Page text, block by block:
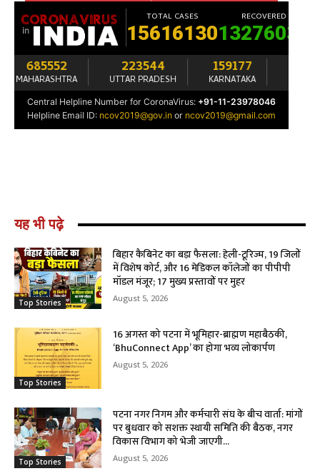
यह भी पढ़े
Top Stories
बिहार कैबिनेट का बड़ा फैसला: हेली-टूरिज्म, 19 जिलों
में विशेष कोर्ट, और 16 मेडिकल कॉलेजों का पीपीपी
मॉडल मंजूर; 17 मुख्य प्रस्तावों पर मुहर
August 5, 2026
Top Stories
16 अगस्त को पटना में भूमिहार-ब्राह्मण महाबैठकी,
‘BhuConnect App’ का होगा भव्य लोकार्पण
August 5, 2026
Top Stories
पटना नगर निगम और कर्मचारी संघ के बीच वार्ता: मांगों
पर बुधवार को सशक्त स्थायी समिति की बैठक, नगर
विकास विभाग को भेजी जाएगी...
August 5, 2026